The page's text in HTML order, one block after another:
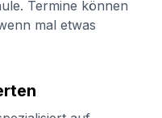
Termine können
mal etwas